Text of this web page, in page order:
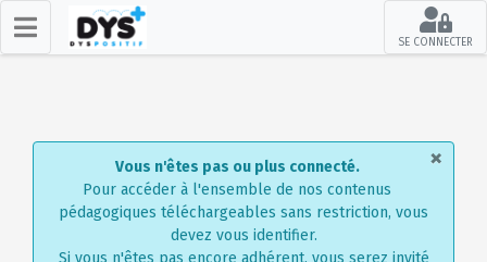
SE CONNECTER
×
Vous n'êtes pas ou plus connecté.
Pour accéder à l'ensemble de nos contenus
pédagogiques téléchargeables sans restriction, vous
devez vous identifier.
Si vous n'êtes pas encore adhérent, vous serez invité